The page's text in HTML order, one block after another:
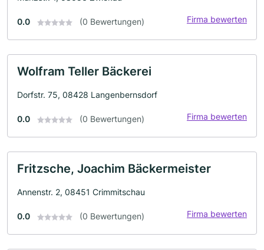
0.0 (0 Bewertungen) Firma bewerten
Wolfram Teller Bäckerei
Dorfstr. 75, 08428 Langenbernsdorf
0.0 (0 Bewertungen) Firma bewerten
Fritzsche, Joachim Bäckermeister
Annenstr. 2, 08451 Crimmitschau
0.0 (0 Bewertungen) Firma bewerten